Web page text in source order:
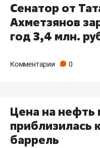
Сенатор от
Ахметзянов
год 3,4 млн.
Комментарии 0
Цена на нефть
приблизилась
баррель